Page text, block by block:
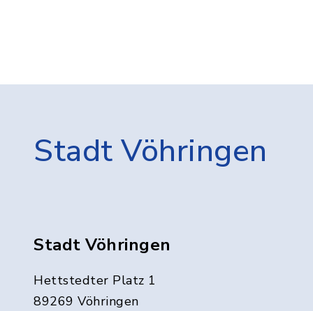
Stadt Vöhringen
Stadt Vöhringen
Hettstedter Platz 1
89269 Vöhringen